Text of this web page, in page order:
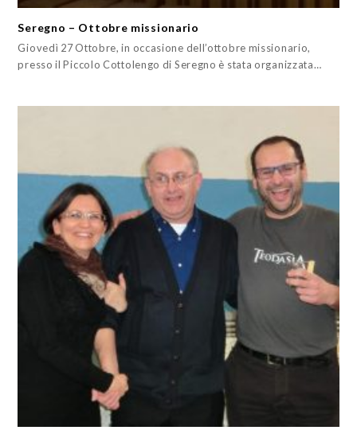
Seregno – Ottobre missionario
Giovedì 27 Ottobre, in occasione dell’ottobre missionario,
presso il Piccolo Cottolengo di Seregno è stata organizzata…